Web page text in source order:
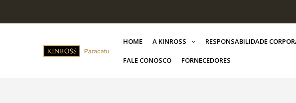
HOME A KINROSS RESPONSABILIDADE
FALE CONOSCO FORNECEDORES